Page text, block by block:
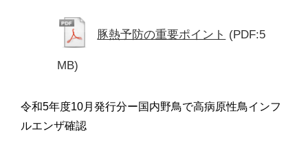
豚熱予防の重要ポイント (PDF:5
MB)
令和5年度10月発行分ー国内野鳥で高病原性鳥インフ
ルエンザ確認